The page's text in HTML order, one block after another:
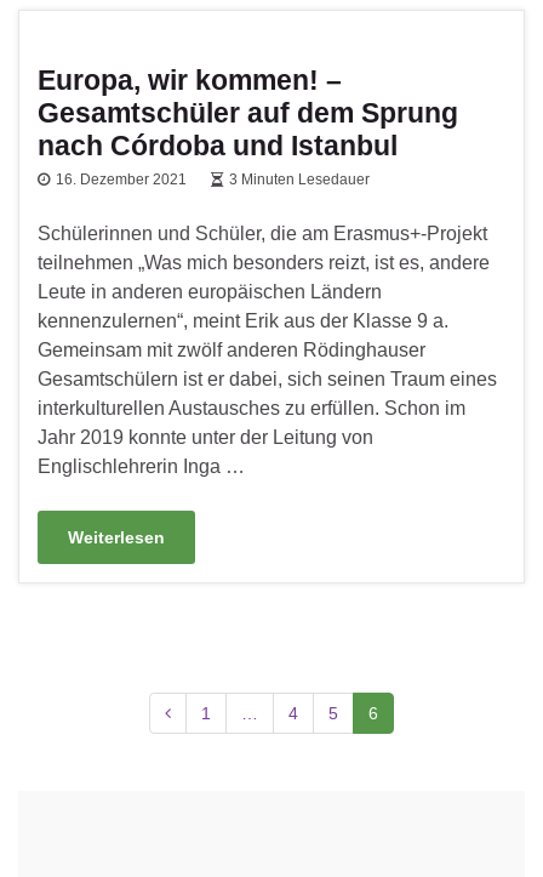
Europa, wir kommen! –
Gesamtschüler auf dem Sprung
nach Córdoba und Istanbul
16. Dezember 2021 3 Minuten Lesedauer
Schülerinnen und Schüler, die am Erasmus+-Projekt
teilnehmen „Was mich besonders reizt, ist es, andere
Leute in anderen europäischen Ländern
kennenzulernen“, meint Erik aus der Klasse 9 a.
Gemeinsam mit zwölf anderen Rödinghauser
Gesamtschülern ist er dabei, sich seinen Traum eines
interkulturellen Austausches zu erfüllen. Schon im
Jahr 2019 konnte unter der Leitung von
Englischlehrerin Inga …
Weiterlesen
1 4 5 6